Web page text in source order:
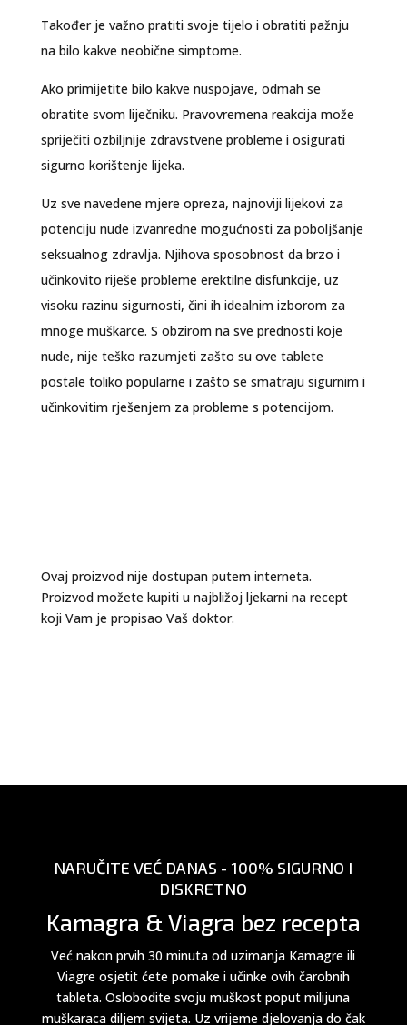
Također je važno pratiti svoje tijelo i obratiti pažnju
na bilo kakve neobične simptome.
Ako primijetite bilo kakve nuspojave, odmah se
obratite svom liječniku. Pravovremena reakcija može
spriječiti ozbiljnije zdravstvene probleme i osigurati
sigurno korištenje lijeka.
Uz sve navedene mjere opreza, najnoviji lijekovi za
potenciju nude izvanredne mogućnosti za poboljšanje
seksualnog zdravlja. Njihova sposobnost da brzo i
učinkovito riješe probleme erektilne disfunkcije, uz
visoku razinu sigurnosti, čini ih idealnim izborom za
mnoge muškarce. S obzirom na sve prednosti koje
nude, nije teško razumjeti zašto su ove tablete
postale toliko popularne i zašto se smatraju sigurnim i
učinkovitim rješenjem za probleme s potencijom.
Ovaj proizvod nije dostupan putem interneta.
Proizvod možete kupiti u najbližoj ljekarni na recept
koji Vam je propisao Vaš doktor.
NARUČITE VEĆ DANAS - 100% SIGURNO I
DISKRETNO
Kamagra & Viagra bez recepta
Već nakon prvih 30 minuta od uzimanja Kamagre ili
Viagre osjetit ćete pomake i učinke ovih čarobnih
tableta. Oslobodite svoju muškost poput milijuna
muškaraca diljem svijeta. Uz vrijeme djelovanja do čak